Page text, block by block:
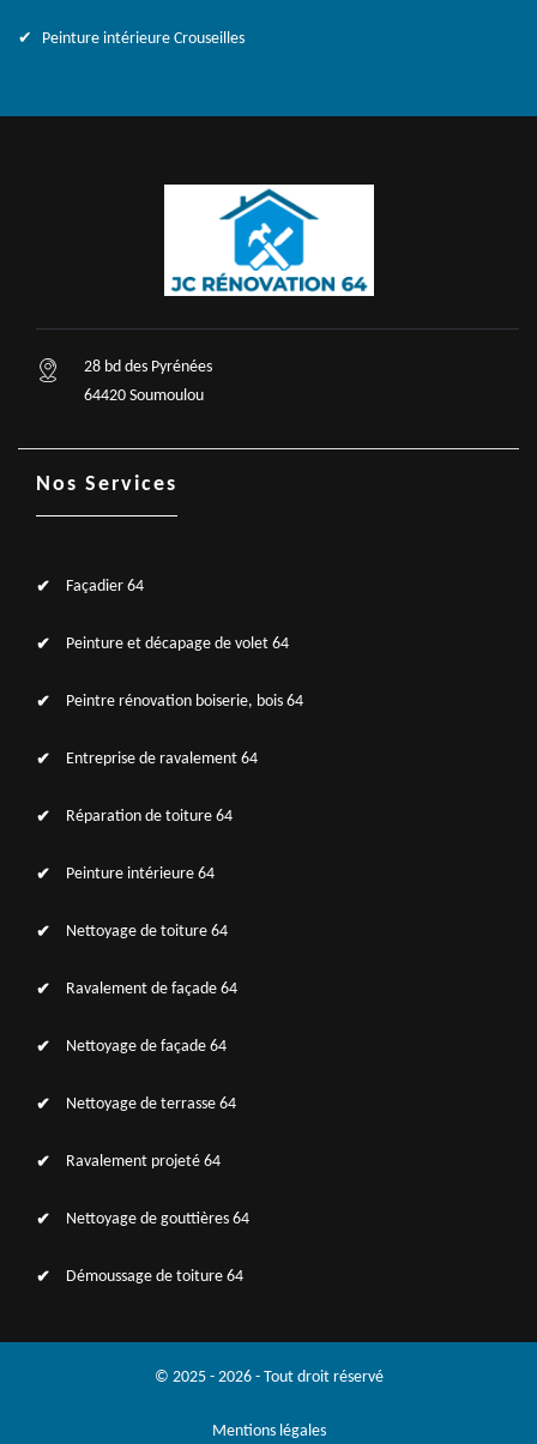
Peinture intérieure Crouseilles
28 bd des Pyrénées
64420 Soumoulou
Nos Services
Façadier 64
Peinture et décapage de volet 64
Peintre rénovation boiserie, bois 64
Entreprise de ravalement 64
Réparation de toiture 64
Peinture intérieure 64
Nettoyage de toiture 64
Ravalement de façade 64
Nettoyage de façade 64
Nettoyage de terrasse 64
Ravalement projeté 64
Nettoyage de gouttières 64
Démoussage de toiture 64
© 2025 - 2026 - Tout droit réservé
Mentions légales